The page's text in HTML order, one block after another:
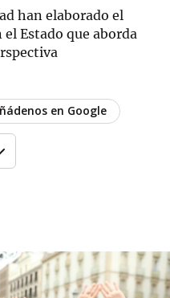
han elaborado el
Estado que aborda
en Google